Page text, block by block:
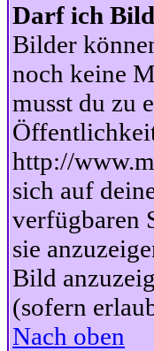
Darf ich
Bilder
noch keine
musst du zu
http://
sich auf
verfügbaren
sie
Bild
(sofern
Nach oben